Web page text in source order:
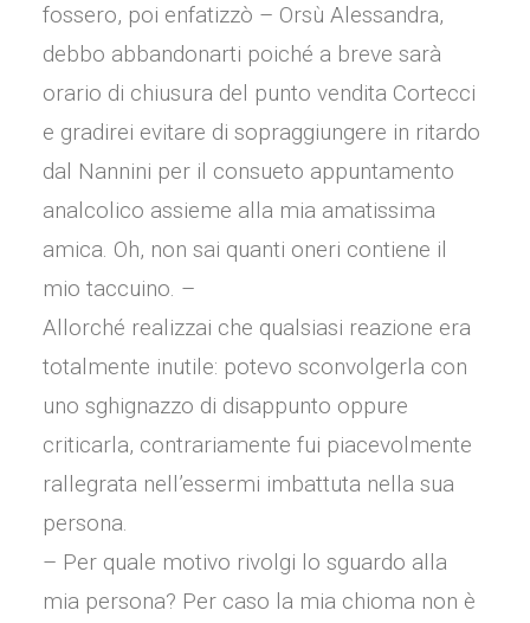
fossero, poi enfatizzò – Orsù Alessandra,
debbo abbandonarti poiché a breve sarà
orario di chiusura del punto vendita Cortecci
e gradirei evitare di sopraggiungere in ritardo
dal Nannini per il consueto appuntamento
analcolico assieme alla mia amatissima
amica. Oh, non sai quanti oneri contiene il
mio taccuino. –
Allorché realizzai che qualsiasi reazione era
totalmente inutile: potevo sconvolgerla con
uno sghignazzo di disappunto oppure
criticarla, contrariamente fui piacevolmente
rallegrata nell’essermi imbattuta nella sua
persona.
– Per quale motivo rivolgi lo sguardo alla
mia persona? Per caso la mia chioma non è